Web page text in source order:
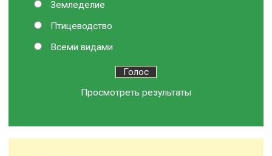
Земледелие
Птицеводство
Всеми видами
Просмотреть результаты